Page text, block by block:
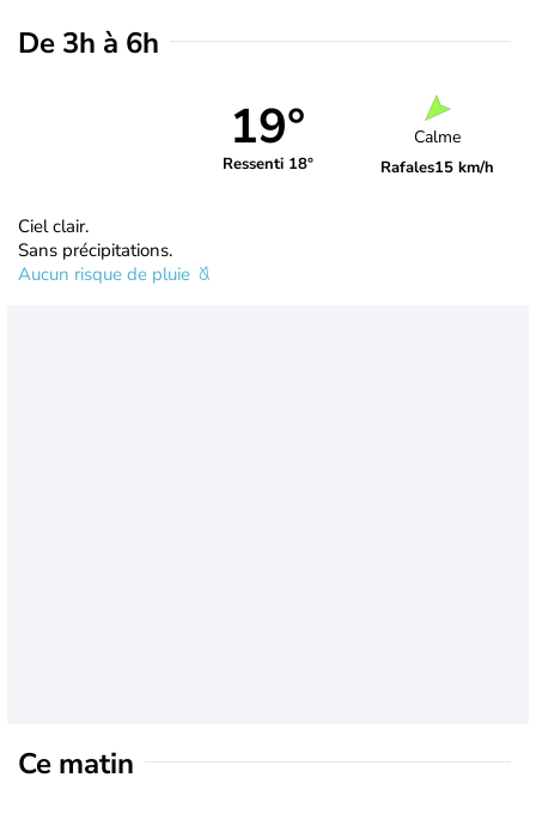
De 3h à 6h
19°
Ressenti 18°
Calme
Rafales15 km/h
Ciel clair.
Sans précipitations.
Aucun risque de pluie
Ce matin